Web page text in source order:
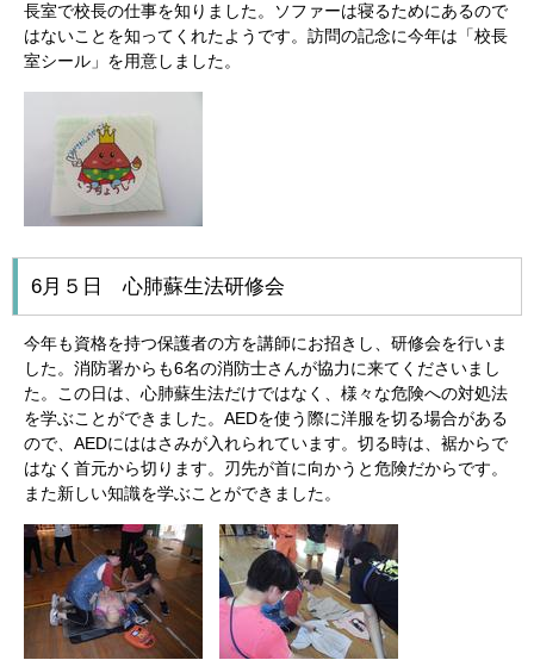
長室で校長の仕事を知りました。ソファーは寝るためにあるので
はないことを知ってくれたようです。訪問の記念に今年は「校長
室シール」を用意しました。
6月５日 心肺蘇生法研修会
今年も資格を持つ保護者の方を講師にお招きし、研修会を行いま
した。消防署からも6名の消防士さんが協力に来てくださいまし
た。この日は、心肺蘇生法だけではなく、様々な危険への対処法
を学ぶことができました。AEDを使う際に洋服を切る場合がある
ので、AEDにははさみが入れられています。切る時は、裾からで
はなく首元から切ります。刃先が首に向かうと危険だからです。
また新しい知識を学ぶことができました。